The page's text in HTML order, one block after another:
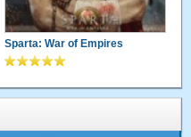
Sparta: War of Empires